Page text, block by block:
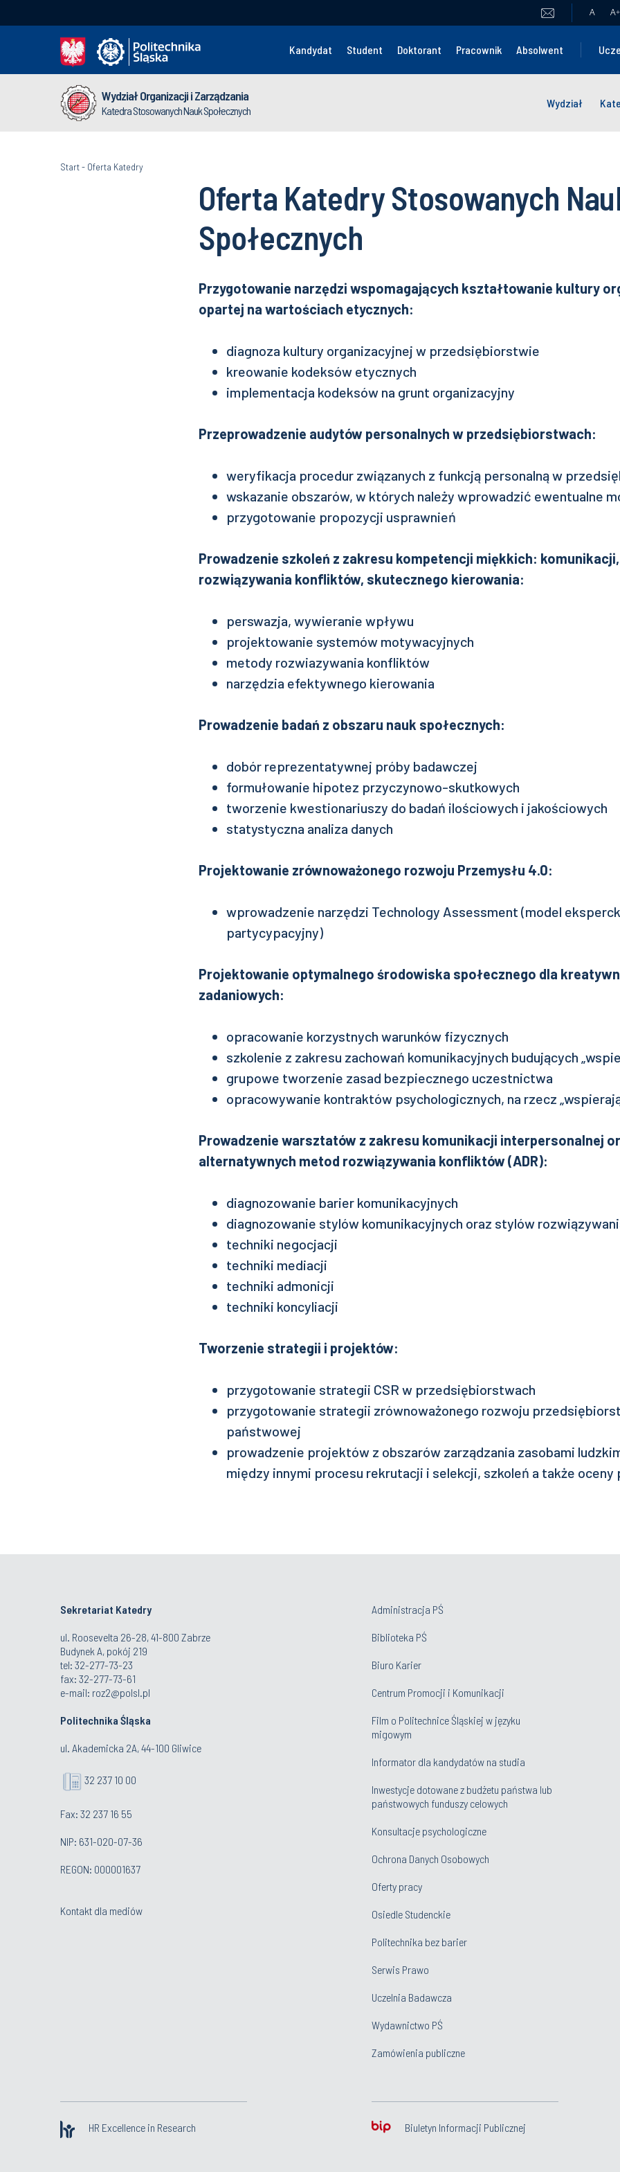
A A+
Kandydat Student Doktorant Pracownik Absolwent
Wydział Organizacji i Zarządzania
Katedra Stosowanych Nauk Społecznych
Wydział
Start- Oferta Katedry
Oferta Katedry Stosowanych
Społecznych
Przygotowanie narzędzi wspomagających kształtowanie kultury
opartej na wartościach etycznych:
diagnoza kultury organizacyjnej w przedsiębiorstwie
kreowanie kodeksów etycznych
implementacja kodeksów na grunt organizacyjny
Przeprowadzenie audytów personalnych w przedsiębiorstwach:
weryfikacja procedur związanych z funkcją personalną w
wskazanie obszarów, w których należy wprowadzić ewentualne
przygotowanie propozycji usprawnień
Prowadzenie szkoleń z zakresu kompetencji miękkich:
rozwiązywania konfliktów, skutecznego kierowania:
perswazja, wywieranie wpływu
projektowanie systemów motywacyjnych
metody rozwiazywania konfliktów
narzędzia efektywnego kierowania
Prowadzenie badań z obszaru nauk społecznych:
dobór reprezentatywnej próby badawczej
formułowanie hipotez przyczynowo-skutkowych
tworzenie kwestionariuszy do badań ilościowych i jakościowych
statystyczna analiza danych
Projektowanie zrównoważonego rozwoju Przemysłu 4.0:
wprowadzenie narzędzi Technology Assessment (model
partycypacyjny)
Projektowanie optymalnego środowiska społecznego dla
zadaniowych:
opracowanie korzystnych warunków fizycznych
szkolenie z zakresu zachowań komunikacyjnych budujących
grupowe tworzenie zasad bezpiecznego uczestnictwa
opracowywanie kontraktów psychologicznych, na rzecz
Prowadzenie warsztatów z zakresu komunikacji interpersonalnej
alternatywnych metod rozwiązywania konfliktów (ADR):
diagnozowanie barier komunikacyjnych
diagnozowanie stylów komunikacyjnych oraz stylów
techniki negocjacji
techniki mediacji
techniki admonicji
techniki koncyliacji
Tworzenie strategii i projektów:
przygotowanie strategii CSR w przedsiębiorstwach
przygotowanie strategii zrównoważonego rozwoju
państwowej
prowadzenie projektów z obszarów zarządzania zasobami
między innymi procesu rekrutacji i selekcji, szkoleń a także
Sekretariat Katedry
ul. Roosevelta 26-28, 41-800 Zabrze
Budynek A, pokój 219
tel: 32-277-73-23
fax: 32-277-73-61
e-mail: roz2@polsl.pl
Politechnika Śląska
ul. Akademicka 2A, 44-100 Gliwice
32 237 10 00
Fax: 32 237 16 55
NIP: 631-020-07-36
REGON: 000001637
Kontakt dla mediów
Administracja PŚ
Biblioteka PŚ
Biuro Karier
Centrum Promocji i Komunikacji
Film o Politechnice Śląskiej w języku
migowym
Informator dla kandydatów na studia
Inwestycje dotowane z budżetu państwa lub
państwowych funduszy celowych
Konsultacje psychologiczne
Ochrona Danych Osobowych
Oferty pracy
Osiedle Studenckie
Politechnika bez barier
Serwis Prawo
Uczelnia Badawcza
Wydawnictwo PŚ
Zamówienia publiczne
HR Excellence in Research Biuletyn Informacji Publicznej